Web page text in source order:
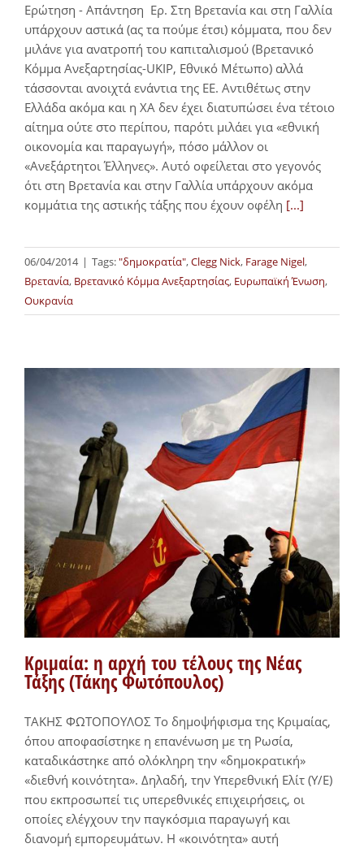
Ερώτηση - Απάντηση Ερ. Στη Βρετανία και στη Γαλλία
υπάρχουν αστικά (ας τα πούμε έτσι) κόμματα, που δεν
μιλάνε για ανατροπή του καπιταλισμού (Βρετανικό
Κόμμα Ανεξαρτησίας-UKIP, Εθνικό Μέτωπο) αλλά
τάσσονται ανοιχτά ενάντια της ΕΕ. Αντιθέτως στην
Ελλάδα ακόμα και η ΧΑ δεν έχει διατυπώσει ένα τέτοιο
αίτημα ούτε στο περίπου, παρότι μιλάει για «εθνική
οικονομία και παραγωγή», πόσο μάλλον οι
«Ανεξάρτητοι Έλληνες». Αυτό οφείλεται στο γεγονός
ότι στη Βρετανία και στην Γαλλία υπάρχουν ακόμα
κομμάτια της αστικής τάξης που έχουν οφέλη [...]
06/04/2014 | Tags:"δημοκρατία",Clegg Nick, Farage Nigel,
Βρετανία, Βρετανικό Κόμμα Ανεξαρτησίας, Ευρωπαϊκή Ένωση,
Ουκρανία
Κριμαία: η αρχή του τέλους της Νέας
Τάξης (Τάκης Φωτόπουλος)
ΤΑΚΗΣ ΦΩΤΟΠΟΥΛΟΣ Το δημοψήφισμα της Κριμαίας,
όπου αποφασίστηκε η επανένωση με τη Ρωσία,
καταδικάστηκε από ολόκληρη την «δημοκρατική»
«διεθνή κοινότητα». Δηλαδή, την Υπερεθνική Ελίτ (Υ/Ε)
που εκπροσωπεί τις υπερεθνικές επιχειρήσεις, οι
οποίες ελέγχουν την παγκόσμια παραγωγή και
διανομή εμπορευμάτων. Η «κοινότητα» αυτή